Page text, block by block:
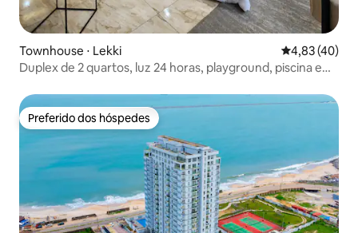
Townhouse ⋅ Lekki 4,83 de uma
4,83 (40)
Duplex de 2 quartos, luz 24 horas, playground, piscina e
Preferido dos hóspedes
Preferido dos hóspedes